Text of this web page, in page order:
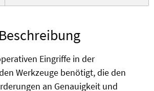
Beschreibung
Eingriffe in der
Werkzeuge benötigt, die den
an Genauigkeit und